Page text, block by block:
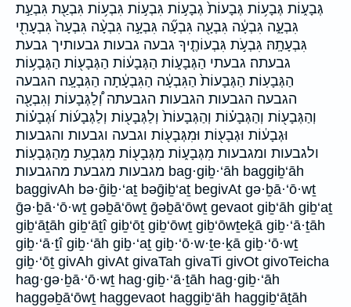
גְּבָע֑וֹת גְּבָע֥וֹת גְּבָעוֹת֙ גְבָע֣וֹת גִּבְע֣וֹת גִּבְע֥וֹת גִּבְעַ֖ת גִּבְעַ֣ת
גִּבְעָ֑ה גִּבְעָ֔ה גִּבְעָ֖ה גִּבְעָ֞ה גִּבְעָ֣ה גִּבְעָ֨ה גִּבְעָה֙ גִּבְעָתִ֖י
גִּבְעָתָֽהּ׃ גִּבְעֹ֣ת גִּבְעוֹתֶ֤יךָ גבעה גבעות גבעותיך גבעת
גבעתה׃ גבעתי הַגְּבָע֑וֹת הַגְּבָע֔וֹת הַגְּבָע֖וֹת הַגְּבָע֥וֹת
הַגְּבָעֽוֹת׃ הַגְּבָעוֹת֙ הַגִּבְעָ֔ה הַגִּבְעָ֔תָה הַגִּבְעָֽה׃ הגבעה
הגבעה׃ הגבעות הגבעות׃ הגבעתה וְ֠לַגְּבָעוֹת וְגִבְעָ֖ה
וְהַגְּבָע֖וֹת וְהַגְּבָע֗וֹת וְהַגְּבָעוֹת֙ וְלַגְּבָע֖וֹת וְלַגְּבָע֜וֹת וּ֝גְבָע֗וֹת
וּגְבָע֔וֹת וּגְבָע֖וֹת וּמִגְּבָע֖וֹת וגבעה וגבעות והגבעות
ולגבעות ומגבעות מִגְּבָע֑וֹת מִגְּבָע֖וֹת מִגִּבְעַ֥ת מֵהַגְּבָעֽוֹת׃
מגבעות מגבעת מהגבעות׃ bag·giḇ·‘āh baggiḇ‘āh
baggivAh bə·ḡiḇ·‘aṯ bəḡiḇ‘aṯ begivAt gə·ḇā·‘ō·wṯ
ḡə·ḇā·‘ō·wṯ gəḇā‘ōwṯ ḡəḇā‘ōwṯ gevaot giḇ‘āh giḇ‘aṯ
giḇ‘āṯāh giḇ‘āṯî giḇ‘ōṯ giḇ‘ōwṯ giḇ‘ōwṯeḵā giḇ·‘ā·ṯāh
giḇ·‘ā·ṯî giḇ·‘āh giḇ·‘aṯ giḇ·‘ō·w·ṯe·ḵā giḇ·‘ō·wṯ
giḇ·‘ōṯ givAh givAt givaTah givaTi givOt givoTeicha
hag·gə·ḇā·‘ō·wṯ hag·giḇ·‘ā·ṯāh hag·giḇ·‘āh
haggəḇā‘ōwṯ haggevaot haggiḇ‘āh haggiḇ‘āṯāh